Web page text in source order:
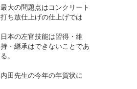
最大の問題点はコンクリート
打ち放仕上げの仕上げでは
日本の左官技能は習得・維
持・継承はできないことであ
る。
内田先生の今年の年賀状に